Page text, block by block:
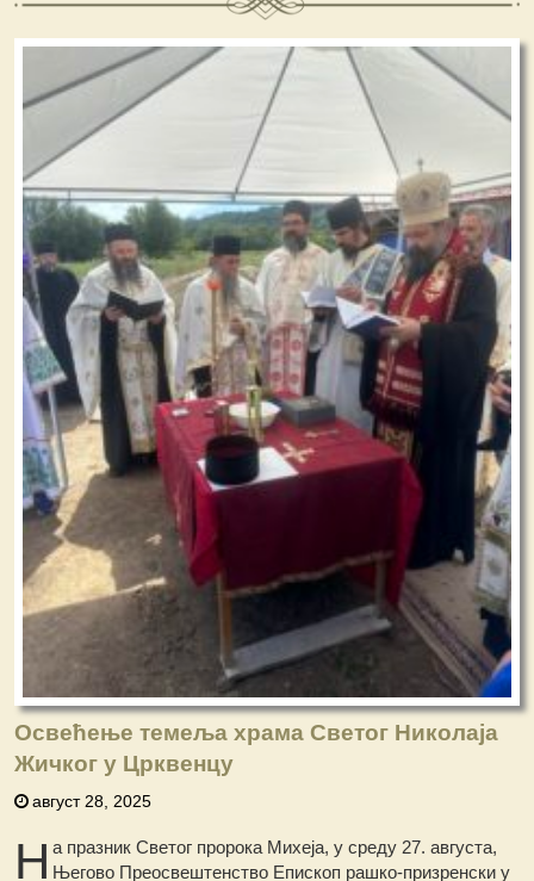
Освећење темеља храма Светог Николаја
Жичког у Црквенцу
август 28, 2025
Н а празник Светог пророка Михеја, у среду 27. августа,
Његово Преосвештенство Епископ рашко-призренски у